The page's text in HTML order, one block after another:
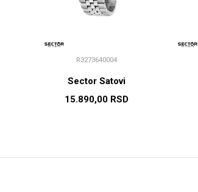
R3273640004
Sector Satovi
15.890,00 RSD